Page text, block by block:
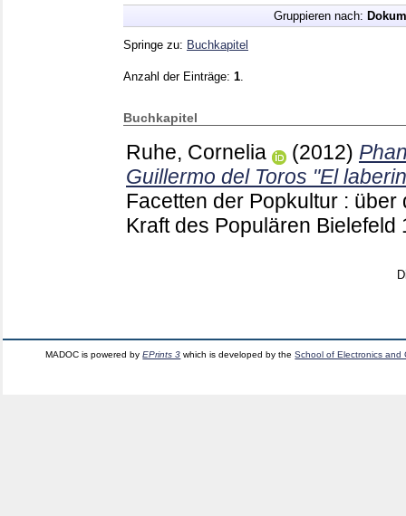
Gruppieren nach:
Springe zu: Buchkapitel
Anzahl der Einträge: 1
Buchkapitel
Ruhe, Cornelia (2012)
Guillermo del Toros "El
Facetten der Popkultur :
Kraft des Populären Bielefeld
MADOC is powered byEPrints 3 which is developed by theSchool of Electronics and